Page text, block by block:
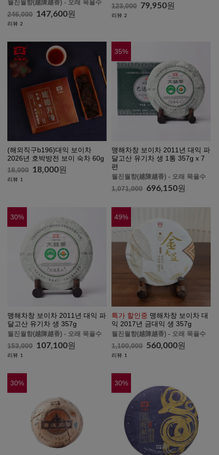
월진월향(越陳越香) - 오래 묵을수
록 향이 깊고 맛있어집니다.
246,000 147,600원
리뷰 2
록 향이 깊고 맛있어집니다.
123,000 79,950원
리뷰 2
(해외직구b196)대익 보이차
2026년 호박방전 보이 숙차 60g
18,000 18,000원
리뷰 1
35%
맹해차창 보이차 2011년 대익 파
달고산 유기차 생 1통 357g x 7
편
월진월향(越陳越香) - 오래 묵을수
록 향이 깊고 맛있어집니다.
1,071,000 696,150원
30%
맹해차창 보이차 2011년 대익 파
달고산 유기차 생 357g
월진월향(越陳越香) - 오래 묵을수
록 향이 깊고 맛있어집니다.
153,000 107,100원
리뷰 1
49%
특가 할인중 맹해차창 보이차 대
익 2017년 금대익 생 357g
월진월향(越陳越香) - 오래 묵을수
록 향이 깊고 맛있어집니다.
1,100,000 560,000원
리뷰 1
30% 30%